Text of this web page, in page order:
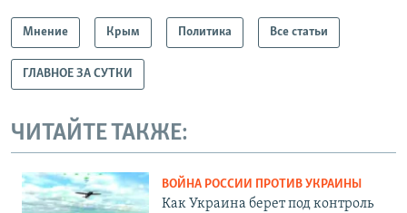
Мнение Крым Политика Все статьи
ГЛАВНОЕ ЗА СУТКИ
ЧИТАЙТЕ ТАКЖЕ:
ВОЙНА РОССИИ ПРОТИВ УКРАИНЫ
Как Украина берет под контроль